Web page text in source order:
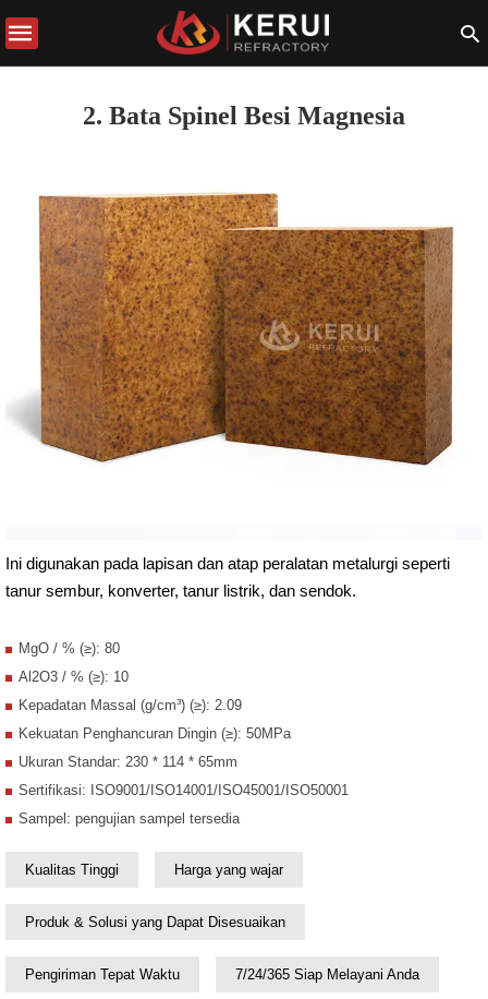
2. Bata Spinel Besi Magnesia
Ini digunakan pada lapisan dan atap peralatan metalurgi seperti
tanur sembur, konverter, tanur listrik, dan sendok.
MgO / % (≥): 80
Al2O3 / % (≥): 10
Kepadatan Massal (g/cm³) (≥): 2.09
Kekuatan Penghancuran Dingin (≥): 50MPa
Ukuran Standar: 230 * 114 * 65mm
Sertifikasi: ISO9001/ISO14001/ISO45001/ISO50001
Sampel: pengujian sampel tersedia
Kualitas Tinggi Harga yang wajar
Produk & Solusi yang Dapat Disesuaikan
Pengiriman Tepat Waktu 7/24/365 Siap Melayani Anda